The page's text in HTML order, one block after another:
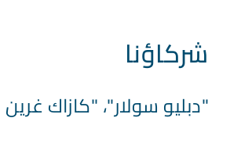
شركاؤنا
"دبليو سولار"، "كازاك